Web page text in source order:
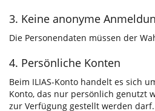
3. Keine anonyme
Die Personendaten müssen der
4. Persönliche Konten
Beim ILIAS-Konto handelt es sich
Konto, das nur persönlich genutzt
zur Verfügung gestellt werden darf.